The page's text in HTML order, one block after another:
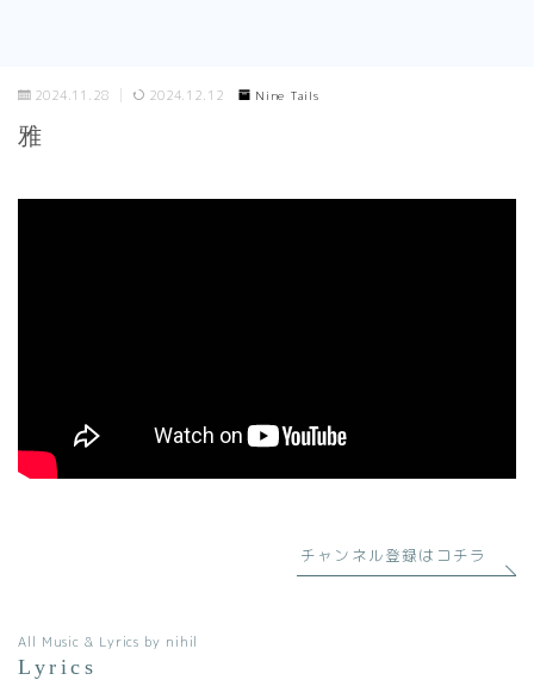
2024.11.28 2024.12.12 Nine Tails
雅
チャンネル登録はコチラ
All Music & Lyrics by nihil
Lyrics